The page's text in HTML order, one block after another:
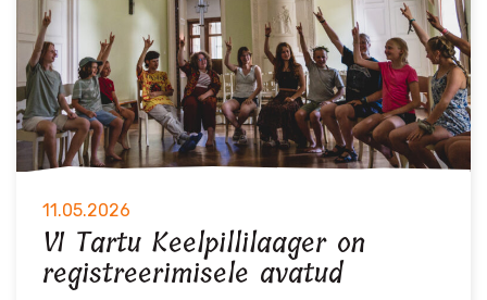
11.05.2026
VI Tartu Keelpillilaager on
registreerimisele avatud